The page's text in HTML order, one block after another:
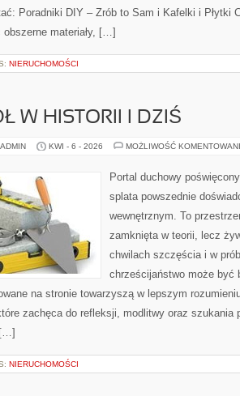
Poradniki DIY – Zrób to Sam i Kafelki i Płytki
obszerne materiały, […]
NIERUCHOMOŚCI
W HISTORII I DZIŚ
KWI - 6 - 2026 MOŻLIWOŚĆ
Portal duchowy
splata powszednie
wewnętrznym. To
zamknięta w teorii, lecz
chwilach szczęścia i w
chrześcijaństwo może być
na stronie towarzyszą w lepszym
zachęca do refleksji, modlitwy oraz szukania
NIERUCHOMOŚCI